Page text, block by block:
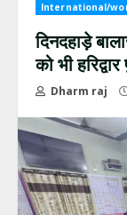
International/
दिनदहाड़े
को भी
Dharm raj